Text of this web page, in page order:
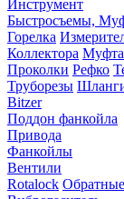
Инструмент
Быстросъемы,
Горелка
Коллектора Муфта
Проколки Рефко
Труборезы
Bitzer
Поддон фанкойла
Привода
Фанкойлы
Вентили
Rotalock